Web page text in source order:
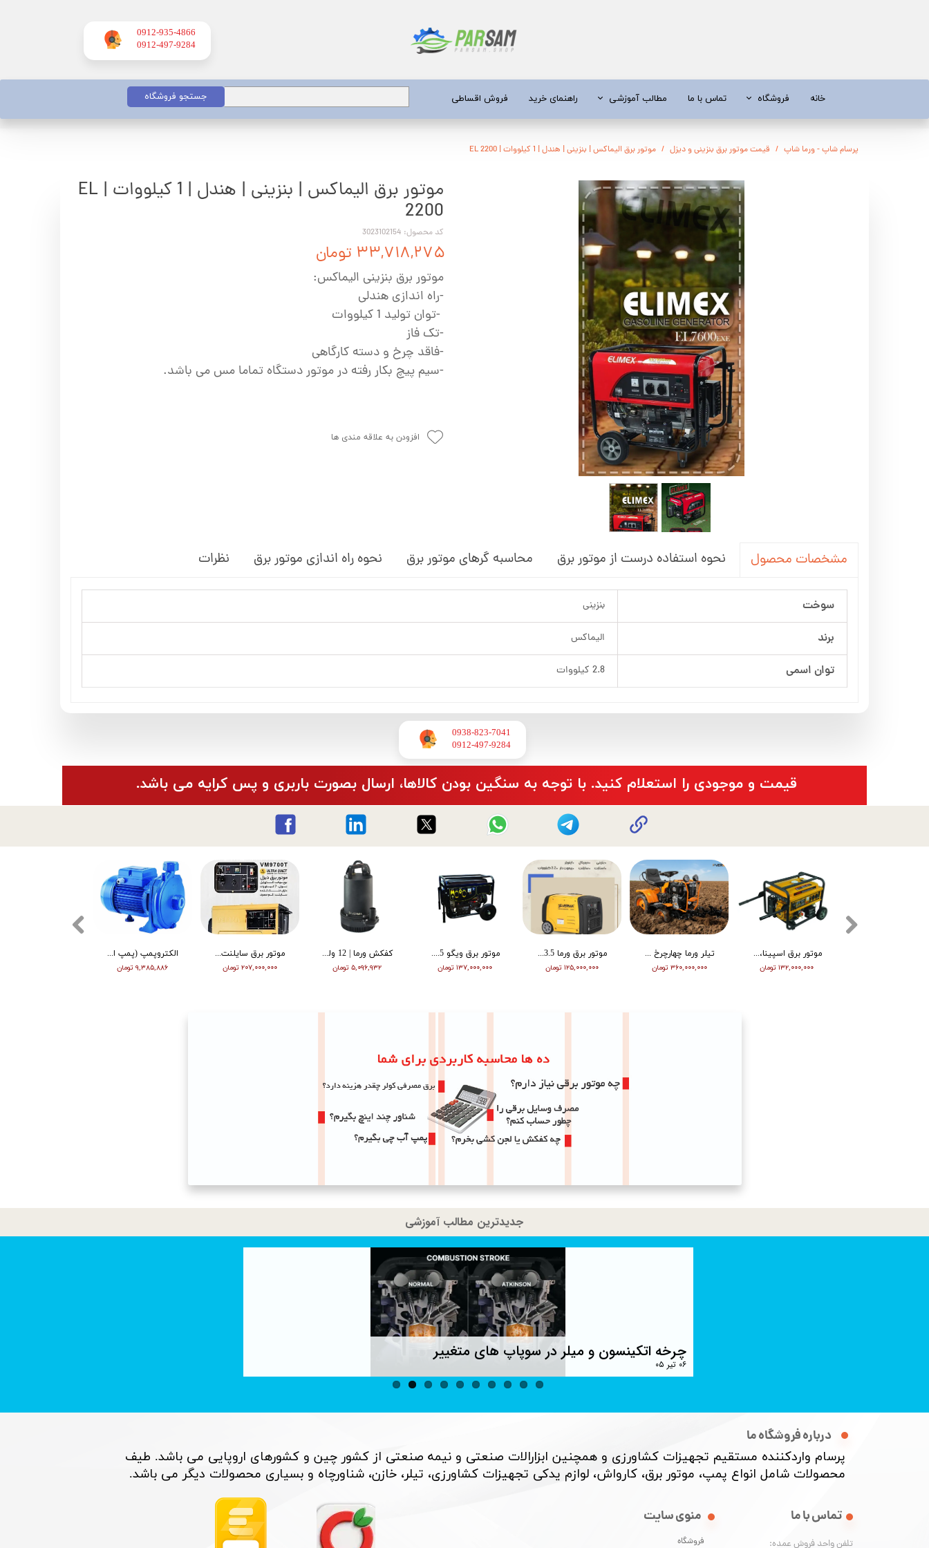
0912-935-4866
​​​​​​​0912-497-9284
خانه فروشگاه
آبسردکن و دستگاه تصفیه آب
تیلر
ابزار و قطعات
پمپ آب
کفکش / لجن کش
موتور پمپ
اره زنجیری / علفتراش
شناور چاه عمیق
سمپاش
بخارشو
سایر پمپ
اینورتر جوش
کارواش
تماس با ما مطالب آموزشی
تیلر
شناور چاه عمیق
اره زنجیری
کفکش و لجن کش
پمپ آب خانگی
ابزار و قطعات
کارواش
موتور تک
موتور پمپ
سمپاش
علتفراش
اینورتر جوش
راهنمای خرید فروش اقساطی جستجو فروشگاه
پرسام شاپ - ورما شاپ قیمت موتور برق بنزینی و دیزل موتور برق الیماکس | بنزینی | هندل | 1 کیلووات | EL 2200
موتور برق الیماکس | بنزینی | هندل | 1 کیلووات | EL
2200
کد محصول: 3023102154
۳۳,۷۱۸,۲۷۵ تومان
موتور برق بنزینی الیماکس:
-راه اندازی هندلی
-توان تولید 1 کیلووات
-تک فاز
-فاقد چرخ و دسته کارگاهی
-سیم پیچ بکار رفته در موتور دستگاه تماما مس می باشد.
افزودن به علاقه مندی ها
مشخصات محصول نحوه استفاده درست از موتور برق محاسبه گرهای موتور برق نحوه راه اندازی موتور برق نظرات
سوخت بنزینی
برند الیماکس
توان اسمی 2.8 کیلووات
0938-823-7041
​​​​​​​0912-497-9284
​قیمت و موجودی را استعلام کنید. با توجه به سنگین بودن کالاها، ارسال بصورت باربری و پس کرایه می باشد.
الکتروپمپ (پمپ اب ) ویگو بشقابی 0/5 اسب پروانه پلاستیک CPM130
۹,۳۸۵,۸۸۶ تومان
موتور برق سایلنت ورما گازوییلی 7 کیلووات VM9700T
۲۰۷,۰۰۰,۰۰۰ تومان
کفکش ورما | 12 ولت | 20 متری | 1 اینچ | مشکی | VMDC-12V 1
۵,۰۹۶,۹۳۲ تومان
موتور برق ویگو 8.5 کیلووات بنزینی سه فاز WG11500T
۱۳۷,۰۰۰,۰۰۰ تومان
موتور برق ورما 3.5 کیلووات سایلنت اینورتر ریموت دار VM6500i
۱۲۵,۰۰۰,۰۰۰ تومان
تیلر ورما چهارچرخ (مینی تراکتور) ، دیزل ، چرخ بزرگ ، دوچراغ، استارت vm001
۳۶۰,۰۰۰,۰۰۰ تومان
موتور برق اسپینا، تکفاز 8 کیلو وات، ATS دار مدل SP18000E
۱۳۲,۰۰۰,۰۰۰ تومان
جدیدترین مطالب آموزشی
چرخه اتکینسون و میلر در سوپاپ های متغییر
۰۶ تیر ۰۵
درباره فروشگاه ما
پرسام واردکننده مستقیم تجهیزات کشاورزی و همچنین ابزارالات صنعتی و نیمه صنعتی از کشور چین و کشورهای اروپایی می باشد. طیف
محصولات شامل انواع پمپ، موتور برق، کارواش، لوازم یدکی تجهیزات کشاورزی، تیلر، خازن، شناورچاه و بسیاری محصولات دیگر می باشد. ​​​​​​​
منوی سایت
فروشگاه
تماس با ما
تلفن واحد فروش عمده: